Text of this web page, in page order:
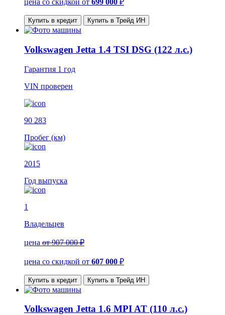
цена со скидкой от 699 000 ₽
Купить в кредит Купить в Трейд ИН
Volkswagen Jetta 1.4 TSI DSG (122 л.с.)
Гарантия 1 год
VIN проверен
90 283
Пробег (км)
2015
Год выпуска
1
Владельцев
цена от 907 000 ₽
цена со скидкой от 607 000 ₽
Купить в кредит Купить в Трейд ИН
Volkswagen Jetta 1.6 MPI AT (110 л.с.)